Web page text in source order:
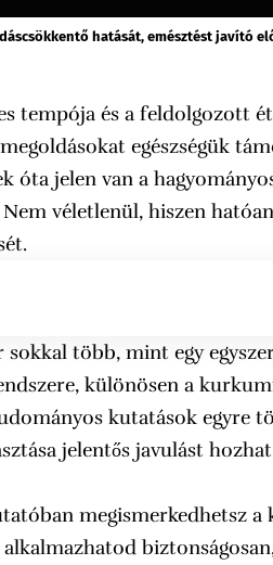
hatását, emésztést javító
tempója és a feldolgozott
egészségük
óta jelen van a
véletlenül, hiszen
sokkal több, mint egy
különösen a
kutatások egyre
jelentős javulást
megismerkedhetsz